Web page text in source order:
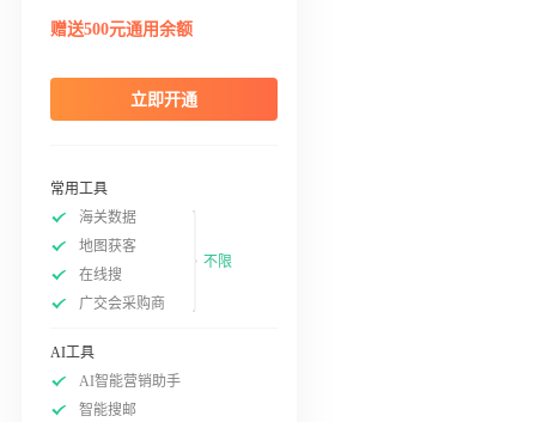
赠送500元通用余额
立即开通
常用工具
海关数据
地图获客
在线搜
广交会采购商
不限
AI工具
AI智能营销助手
智能搜邮